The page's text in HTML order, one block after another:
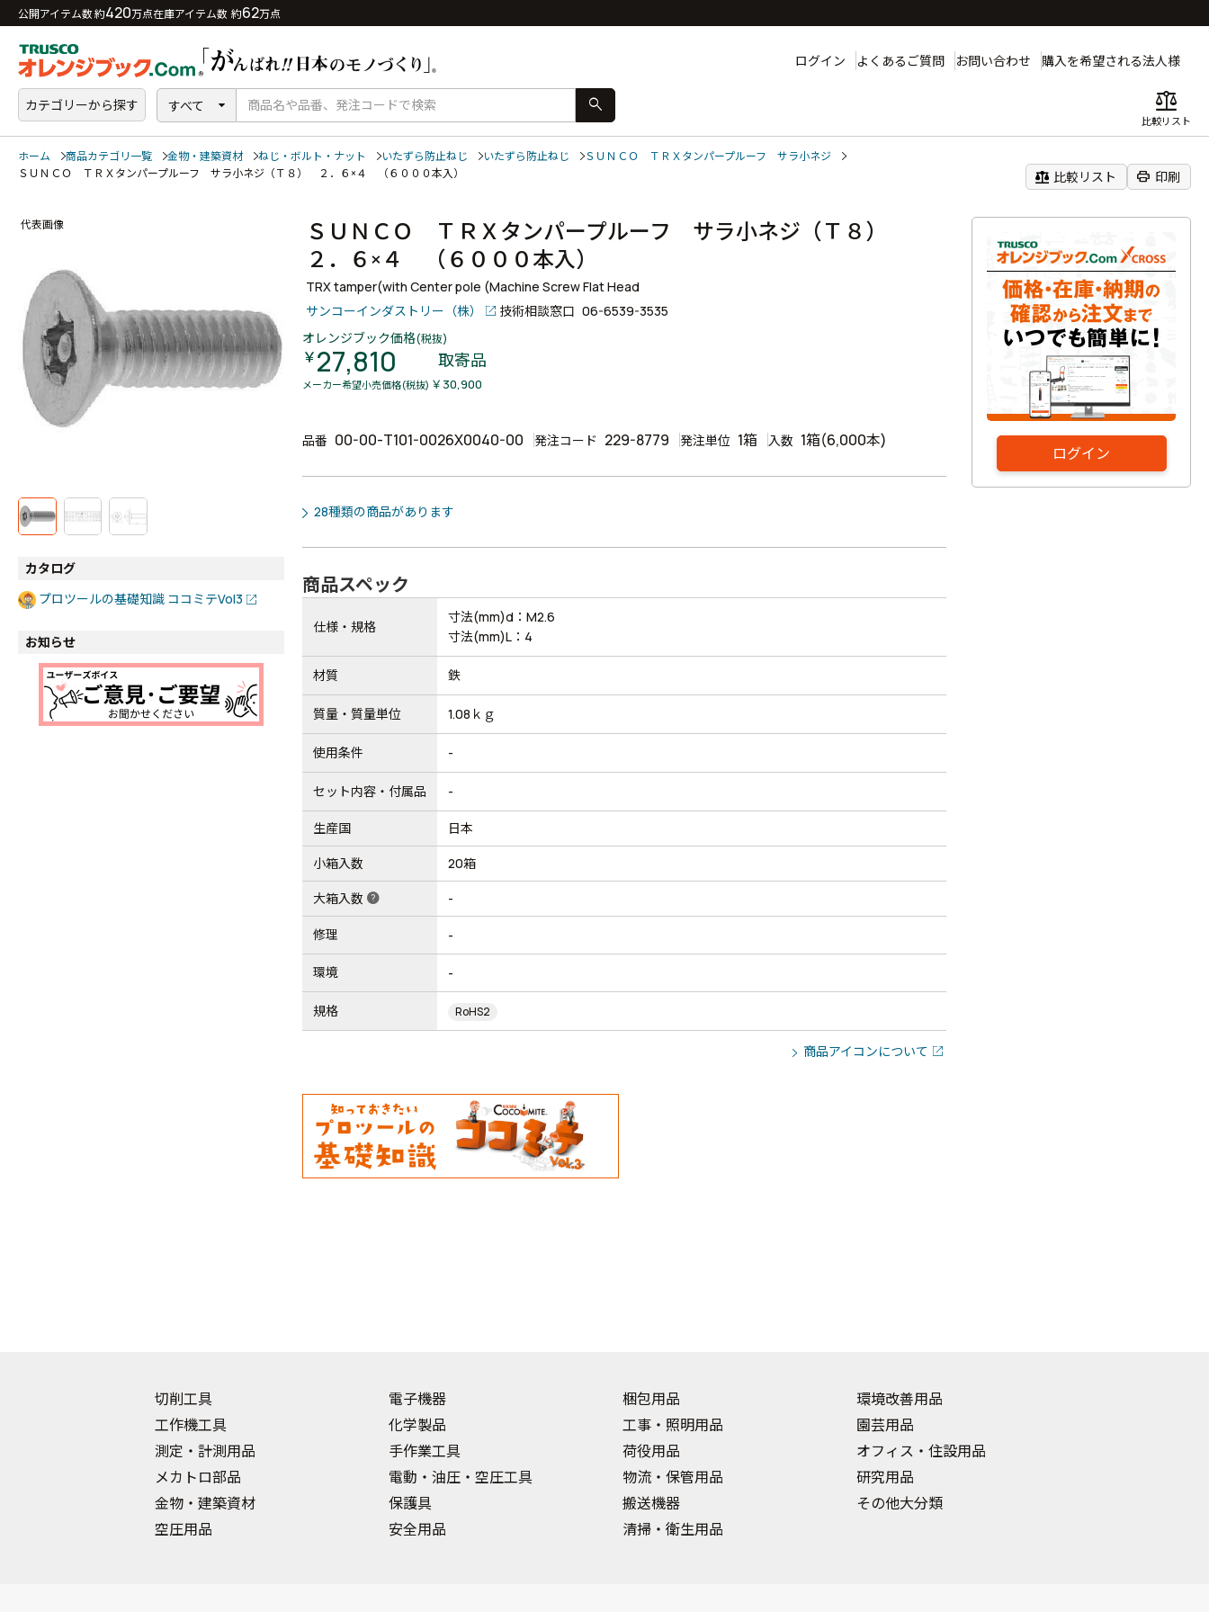
公開アイテム数 約420万点在庫アイテム数 約62万点
ログイン よくあるご質問 お問い合わせ 購入を希望される法人様
カテゴリーから探す すべて search balance
比較リスト
ホーム 商品カテゴリ一覧 金物・建築資材 ねじ・ボルト・ナット いたずら防止ねじ いたずら防止ねじ
ＳＵＮＣＯ ＴＲＸタンパープルーフ サラ小ネジ
ＳＵＮＣＯ ＴＲＸタンパープルーフ サラ小ネジ（Ｔ８） ２．６×４ （６０００本入）
balance 比較リスト print 印刷
ログイン
代表画像
カタログ
プロツールの基礎知識 ココミテVol3
お知らせ
ＳＵＮＣＯ ＴＲＸタンパープルーフ サラ小ネジ（Ｔ８）
２．６×４ （６０００本入）
TRX tamper(with Center pole (Machine Screw Flat Head
サンコーインダストリー（株）
技術相談窓口 06-6539-3535
オレンジブック価格(税抜)
￥27,810 取寄品
メーカー希望小売価格(税抜) ￥30,900
品番 00-00-T101-0026X0040-00 発注コード 229-8779 発注単位 1箱 入数 1箱(6,000本)
28種類の商品があります
商品スペック
仕様・規格
寸法(mm)d：M2.6
寸法(mm)L：4
材質 鉄
質量・質量単位 1.08ｋｇ
使用条件 -
セット内容・付属品 -
生産国 日本
小箱入数 20箱
大箱入数 help -
修理 -
環境 -
規格 RoHS2
商品アイコンについて
切削工具
工作機工具
測定・計測用品
メカトロ部品
金物・建築資材
空圧用品
電子機器
化学製品
手作業工具
電動・油圧・空圧工具
保護具
安全用品
梱包用品
工事・照明用品
荷役用品
物流・保管用品
搬送機器
清掃・衛生用品
環境改善用品
園芸用品
オフィス・住設用品
研究用品
その他大分類